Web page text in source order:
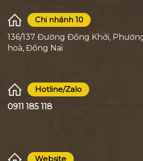
Chi nhánh 10
136/137 Đường Đồng Khởi,
hoà, Đồng Nai
Hotline/Zalo
0911 185 118
Website